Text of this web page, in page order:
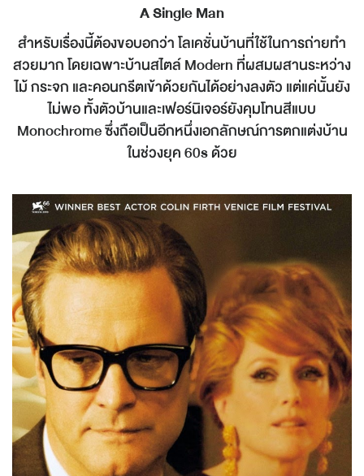
A Single Man
สำหรับเรื่องนี้ต้องขอบอกว่า โลเคชั่นบ้านที่ใช้ในการถ่ายทำ
สวยมาก โดยเฉพาะบ้านสไตล์ Modern ที่ผสมผสานระหว่าง
ไม้ กระจก และคอนกรีตเข้าด้วยกันได้อย่างลงตัว แต่แค่นั้นยัง
ไม่พอ ทั้งตัวบ้านและเฟอร์นิเจอร์ยังคุมโทนสีแบบ
Monochrome ซึ่งถือเป็นอีกหนึ่งเอกลักษณ์การตกแต่งบ้าน
ในช่วงยุค 60s ด้วย